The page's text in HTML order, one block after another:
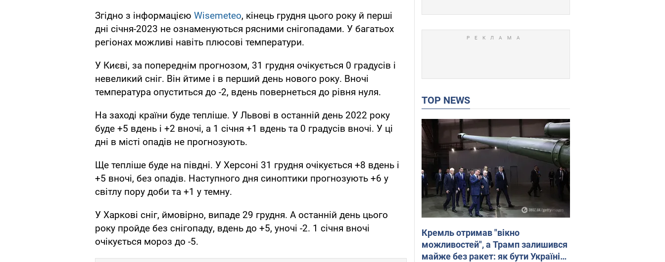
Згідно з інформацією Wisemeteo, кінець грудня цього року й перші
дні січня-2023 не ознаменуються рясними снігопадами. У багатьох
регіонах можливі навіть плюсові температури.
У Києві, за попереднім прогнозом, 31 грудня очікується 0 градусів і
невеликий сніг. Він йтиме і в перший день нового року. Вночі
температура опуститься до -2, вдень повернеться до рівня нуля.
На заході країни буде тепліше. У Львові в останній день 2022 року
буде +5 вдень і +2 вночі, а 1 січня +1 вдень та 0 градусів вночі. У ці
дні в місті опадів не прогнозують.
Ще тепліше буде на півдні. У Херсоні 31 грудня очікується +8 вдень і
+5 вночі, без опадів. Наступного дня синоптики прогнозують +6 у
світлу пору доби та +1 у темну.
У Харкові сніг, ймовірно, випаде 29 грудня. А останній день цього
року пройде без снігопаду, вдень до +5, уночі -2. 1 січня вночі
очікується мороз до -5.
TOP NEWS
Кремль отримав "вікно
можливостей", а Трамп залишився
майже без ракет: як бути Україні?